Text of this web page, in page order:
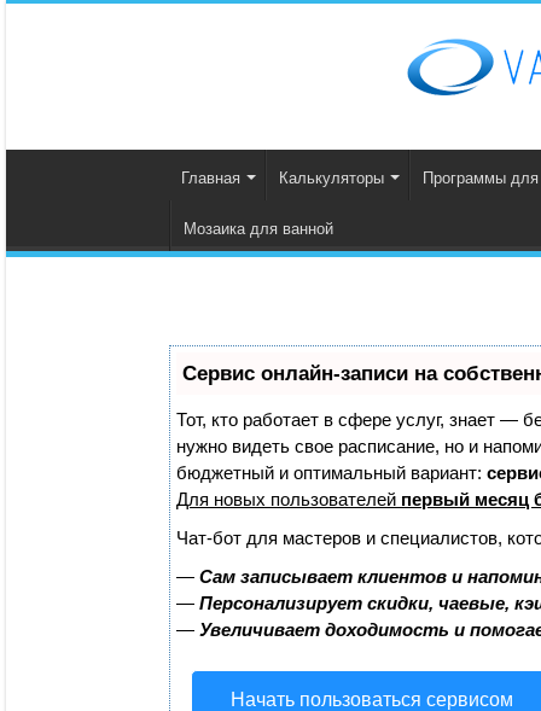
Главная Калькуляторы Программы для
Мозаика для ванной
Сервис онлайн-записи на
Тот, кто работает в сфере услуг, знает —
нужно видеть свое расписание, но и
бюджетный и оптимальный вариант:
Для новых пользователей первый месяц
Чат-бот для мастеров и специалистов,
— Сам записывает клиентов и
— Персонализирует скидки, чаевые,
— Увеличивает доходимость и
Начать пользоваться сервисом